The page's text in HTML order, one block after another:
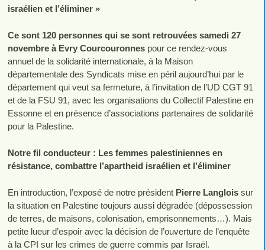
israélien et l’éliminer »
Ce sont 120 personnes qui se sont retrouvées samedi 27
novembre à Evry Courcouronnespour ce rendez-vous
annuel de la solidarité internationale, à la Maison
départementale des Syndicats mise en péril aujourd’hui par le
département qui veut sa fermeture, à l’invitation de l’UD CGT 91
et de la FSU 91, avec les organisations du Collectif Palestine en
Essonne et en présence d’associations partenaires de solidarité
pour la Palestine.
Notre fil conducteur : Les femmes palestiniennes en
résistance, combattre l’apartheid israélien et l’éliminer
En introduction, l’exposé de notre président Pierre Langloissur
la situation en Palestine toujours aussi dégradée (dépossession
de terres, de maisons, colonisation, emprisonnements…). Mais
petite lueur d’espoir avec la décision de l’ouverture de l’enquête
à la CPI sur les crimes de guerre commis par Israël.